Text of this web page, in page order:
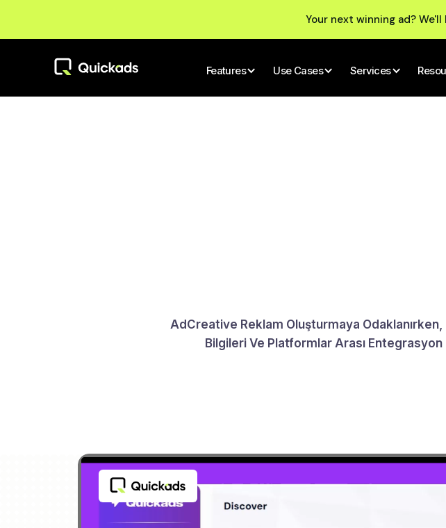
Your next winning ad?
Features Use Cases Services
AdCreative Reklam Oluşturmaya
Bilgileri Ve Platformlar Arası